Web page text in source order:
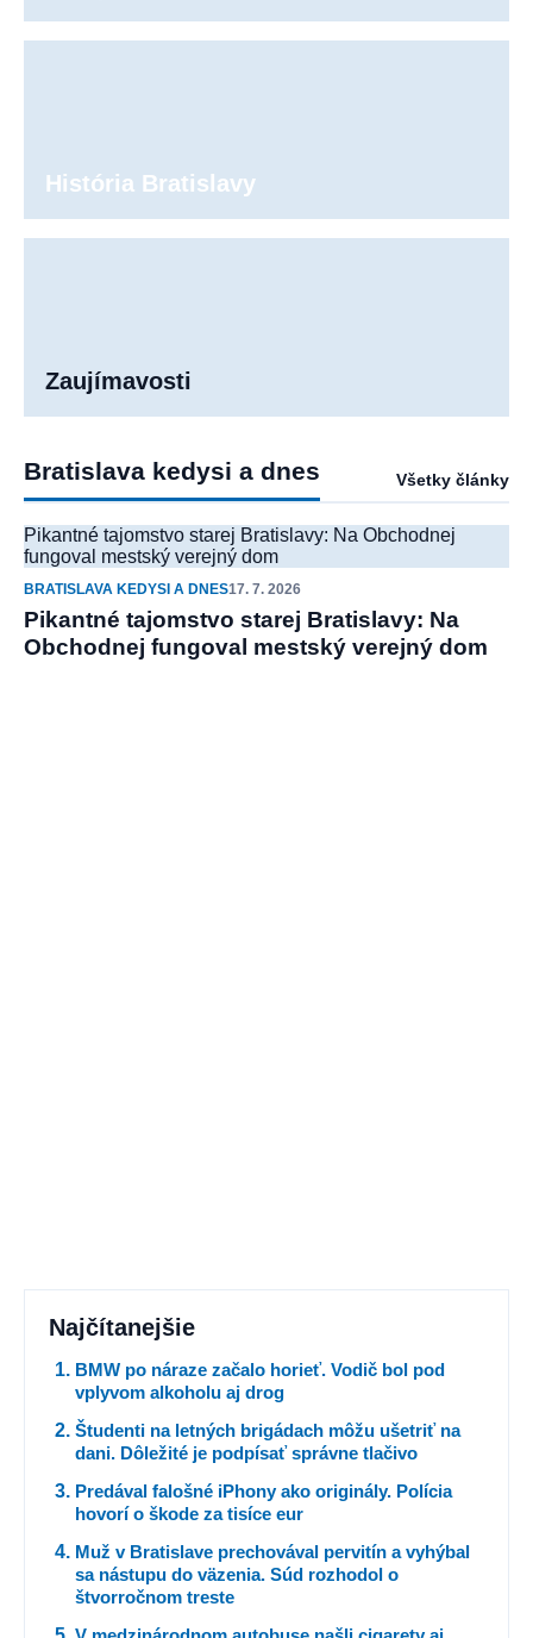
História Bratislavy
Zaujímavosti
Bratislava kedysi a dnes Všetky články
Pikantné tajomstvo starej Bratislavy: Na Obchodnej
fungoval mestský verejný dom
BRATISLAVA KEDYSI A DNES17. 7. 2026
Pikantné tajomstvo starej Bratislavy: Na
Obchodnej fungoval mestský verejný dom
Najčítanejšie
BMW po náraze začalo horieť. Vodič bol pod
vplyvom alkoholu aj drog
Študenti na letných brigádach môžu ušetriť na
dani. Dôležité je podpísať správne tlačivo
Predával falošné iPhony ako originály. Polícia
hovorí o škode za tisíce eur
Muž v Bratislave prechovával pervitín a vyhýbal
sa nástupu do väzenia. Súd rozhodol o
štvorročnom treste